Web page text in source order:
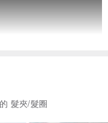
型，可以日系風格的貼額
皆可使用。
髮夾/髮圈